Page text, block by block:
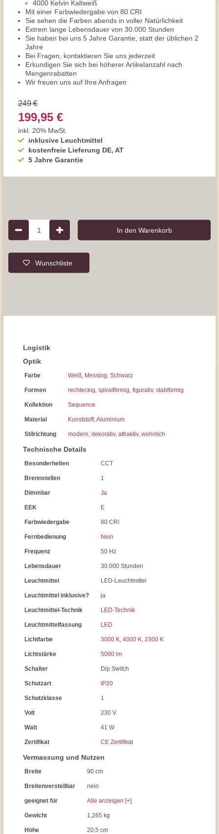
4000 Kelvin Kaltweiß
Mit einer Farbwiedergabe von 80 CRI
Sie sehen die Farben abends in voller Natürlichkeit
Extrem lange Lebensdauer von 30.000 Stunden
Sie haben bei uns 5 Jahre Garantie, statt der üblichen 2
Jahre
Bei Fragen, kontaktieren Sie uns jederzeit
Erkundigen Sie sich bei höherer Artikelanzahl nach
Mengenrabatten
Wir freuen uns auf Ihre Anfragen
inklusive Leuchtmittel
kostenfreie Lieferung DE, AT
5 Jahre Garantie
249 €
199,95 €
inkl. 20% MwSt.
1 In den Warenkorb
Wunschliste
Logistik
Optik
Farbe Weiß, Messing, Schwarz
Formen rechteckig, spiralförmig, figurativ, stabförmig
Kollektion Sequence
Material Kunststoff,Aluminium
Stilrichtung modern, dekorativ, attraktiv, wohnlich
Technische Details
Besonderheiten CCT
Brennstellen 1
Dimmbar Ja
EEK E
Farbwiedergabe 80 CRI
Fernbedienung Nein
Frequenz 50 Hz
Lebensdauer 30.000 Stunden
Leuchtmittel LED-Leuchtmittel
Leuchtmittel inklusive? ja
Leuchtmittel-Technik LED-Technik
Leuchtmittelfassung LED
Lichtfarbe 3000 K, 4000 K, 2300 K
Lichtstärke 5000 lm
Schalter Dip Switch
Schutzart IP20
Schutzklasse 1
Volt 230 V
Watt 41 W
Zertifikat CE Zertifikat
Vermassung und Nutzen
Breite 90 cm
Breitenverstellbar nein
geeignet für Alle anzeigen [+]
Gewicht 1,265 kg
Höhe 20,5 cm